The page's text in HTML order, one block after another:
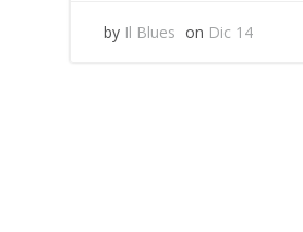
by Il Blues on Dic 14